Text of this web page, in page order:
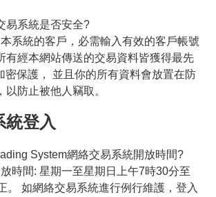
易系統是否安全?
系統的客戶，必需輸入有效的客戶帳號
有經本網站傳送的交易資料皆獲得最先
密保護， 並且你的所有資料會放置在防
以防止被他人竊取。
統登入
System網絡交易系統開放時間?
時間: 星期一至星期日上午7時30分至
。 如網絡交易系統進行例行維護，登入